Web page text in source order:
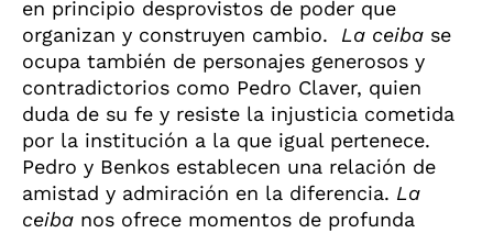
en principio desprovistos de poder que
organizan y construyen cambio.
La ceiba se
ocupa también de personajes generosos y
contradictorios como Pedro Claver, quien
duda de su fe y resiste la injusticia cometida
por la institución a la que igual pertenece.
Pedro y Benkos establecen una relación de
amistad y admiración en la diferencia. La
ceiba nos ofrece momentos de profunda